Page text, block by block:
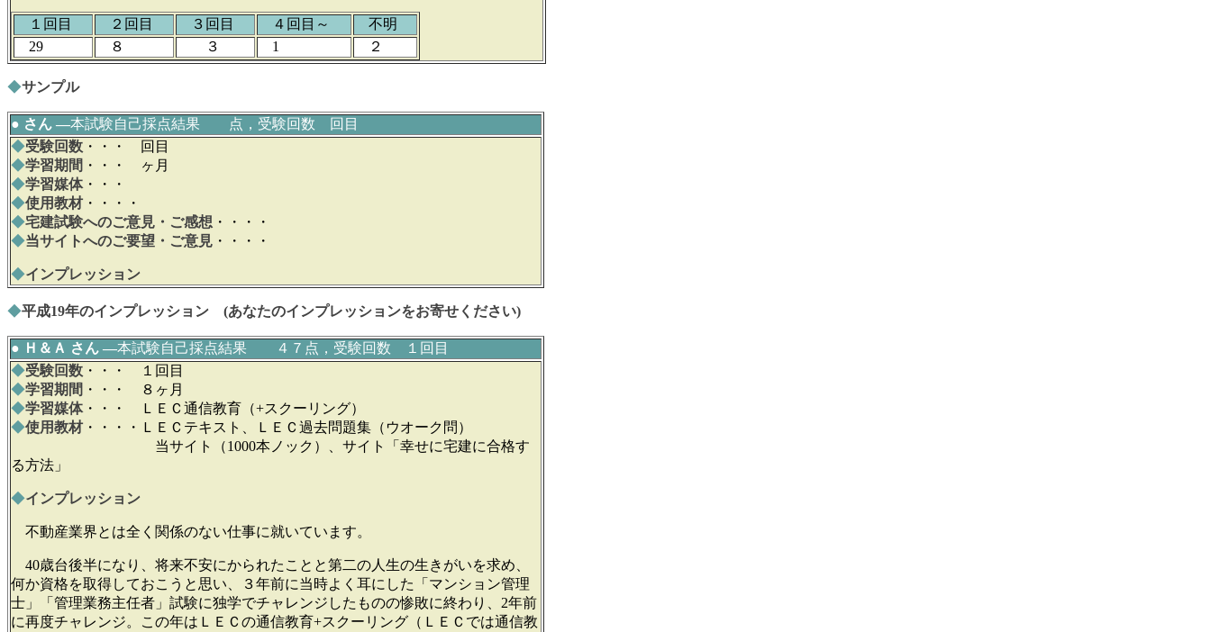
１回目 ２回目 ３回目 ４回目～
不明
29
８ ３ 1 ２
◆サンプル
● さん ―本試験自己採点結果 点，受験回数 回目
◆受験回数 ・・・ 回目
◆学習期間 ・・・ ヶ月
◆学習媒体・・・
◆使用教材・・・・
◆宅建試験へのご意見・ご感想 ・・・・
◆当サイトへのご要望・ご意見 ・・・・
◆インプレッション
◆平成19年のインプレッション (あなたのインプレッションをお寄せください)
● Ｈ＆Ａ さん ―本試験自己採点結果 ４７点，受験回数 １回目
◆受験回数 ・・・ １回目
◆学習期間 ・・・ ８ヶ月
◆学習媒体・・・ ＬＥＣ通信教育（+スクーリング）
◆使用教材・・・・ＬＥＣテキスト、ＬＥＣ過去問題集（ウオーク問）
当サイト（1000本ノック）、サイト「幸せに宅建に合格す
る方法」
◆インプレッション
不動産業界とは全く関係のない仕事に就いています。
40歳台後半になり、将来不安にかられたことと第二の人生の生きがいを求め、
何か資格を取得しておこうと思い、３年前に当時よく耳にした「マンション管理
士」「管理業務主任者」試験に独学でチャレンジしたものの惨敗に終わり、2年前
に再度チャレンジ。この年はＬＥＣの通信教育+スクーリング（ＬＥＣでは通信教